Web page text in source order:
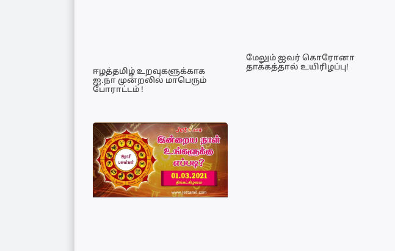
ஈழத்தமிழ் உறவுகளுக்காக
ஐ.நா முன்றலில் மாபெரும்
போராட்டம் !
மேலும் ஐவர் கொரோனா
தாக்கத்தால் உயிரிழப்பு!